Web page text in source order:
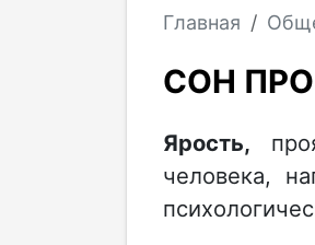
Главная
СОН
Ярость,
человека,